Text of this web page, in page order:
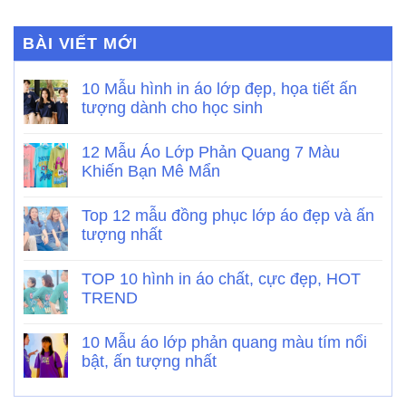
BÀI VIẾT MỚI
10 Mẫu hình in áo lớp đẹp, họa tiết ấn
tượng dành cho học sinh
12 Mẫu Áo Lớp Phản Quang 7 Màu
Khiến Bạn Mê Mẩn
Top 12 mẫu đồng phục lớp áo đẹp và ấn
tượng nhất
TOP 10 hình in áo chất, cực đẹp, HOT
TREND
10 Mẫu áo lớp phản quang màu tím nổi
bật, ấn tượng nhất